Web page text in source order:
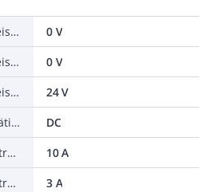
Bemessungssteuerspeisespannung AC 50 Hz
0 V
Bemessungssteuerspeisespannung AC 60 Hz
0 V
Bemessungssteuerspeisespannung DC
24 V
Spannungsart zur Betätigung
DC
Bemessungsbetriebsstrom
10 A
Bemessungsbetriebsstrom Ie, 400 V
3 A